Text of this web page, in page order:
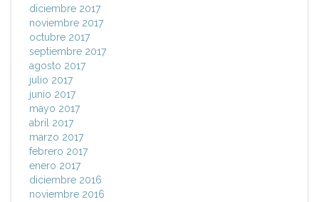
diciembre 2017
noviembre 2017
octubre 2017
septiembre 2017
agosto 2017
julio 2017
junio 2017
mayo 2017
abril 2017
marzo 2017
febrero 2017
enero 2017
diciembre 2016
noviembre 2016